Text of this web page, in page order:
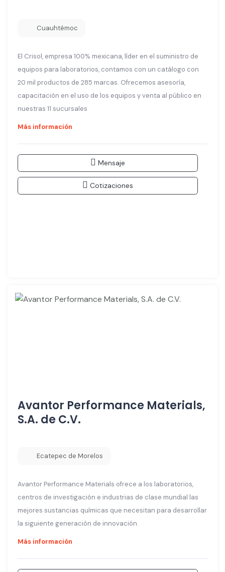
Cuauhtémoc
El Crisol, empresa 100% mexicana, líder en el suministro de
equipos para laboratorios, contamos con un catálogo con
20 mil productos de 285 marcas. Ofrecemos asesoría,
capacitación en el uso de los equipos y venta al público en
nuestras 11 sucursales
Más información
Mensaje
Cotizaciones
Avantor Performance Materials,
S.A. de C.V.
Ecatepec de Morelos
Avantor Performance Materials ofrece a los laboratorios,
centros de investigación e industrias de clase mundial las
mejores sustancias químicas que necesitan para desarrollar
la siguiente generación de innovación.
Más información